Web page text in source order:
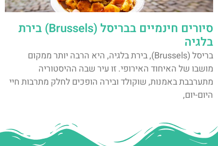
סיורים חינמיים בבריסל (Brussels) בירת
בלגיה
בריסל (Brussels), בירת בלגיה, היא הרבה יותר ממקום
מושבו של האיחוד האירופי. זו עיר שבה ההיסטוריה
מתערבבת באמנות, שוקולד ובירה הופכים לחלק מתרבות חיי
היום-יום,